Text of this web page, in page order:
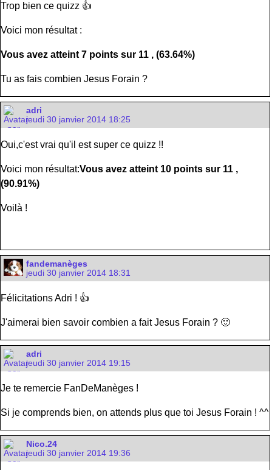
Trop bien ce quizz 👍
Voici mon résultat :
Vous avez atteint 7 points sur 11 , (63.64%)
Tu as fais combien Jesus Forain ?
adri
jeudi 30 janvier 2014 18:25
Oui,c'est vrai qu'il est super ce quizz !!
Voici mon résultat:Vous avez atteint 10 points sur 11 ,
(90.91%)
Voilà !
fandemanèges
jeudi 30 janvier 2014 18:31
Félicitations Adri ! 👍
J'aimerai bien savoir combien a fait Jesus Forain ? 🙂
adri
jeudi 30 janvier 2014 19:15
Je te remercie FanDeManèges !
Si je comprends bien, on attends plus que toi Jesus Forain ! ^^
Nico.24
jeudi 30 janvier 2014 19:36